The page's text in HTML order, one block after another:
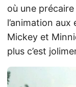
où une
l’animation
Mickey et
plus c’est